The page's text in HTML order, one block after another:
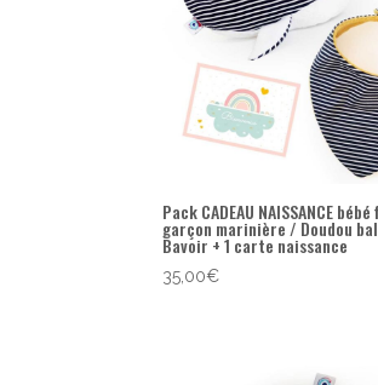
Pack CADEAU NAISSANCE
garçon marinière / Doudou
Bavoir + 1 carte naissance
35,00€